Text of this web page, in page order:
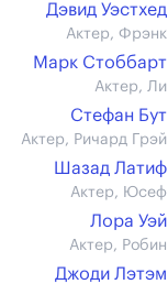
Дэвид Уэстхед
Актер, Фрэнк
Марк Стоббарт
Актер, Ли
Стефан Бут
Актер, Ричард Грэй
Шазад Латиф
Актер, Юсеф
Лора Уэй
Актер, Робин
Джоди Лэтэм